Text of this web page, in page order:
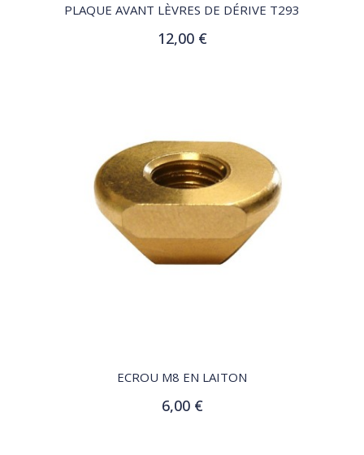
PLAQUE AVANT LÈVRES DE DÉRIVE T293
12,00 €
Ajouter au panier
ECROU M8 EN LAITON
6,00 €
Ajouter au panier